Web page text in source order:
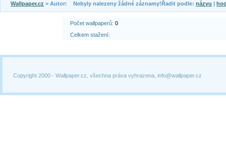
Wallpaper.cz > Autor: Nebyly nalezeny žádné záznamy!Řadit podle: názvu |
Počet wallpaperů: 0
Celkem stažení:
Copyright 2000 - Wallpaper.cz, všechna práva vyhrazena, info@wallpaper.cz